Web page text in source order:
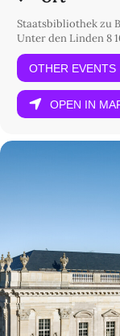
Staatsbibliothek zu
Unter den Linden 8
OTHER EVENTS
OPEN IN